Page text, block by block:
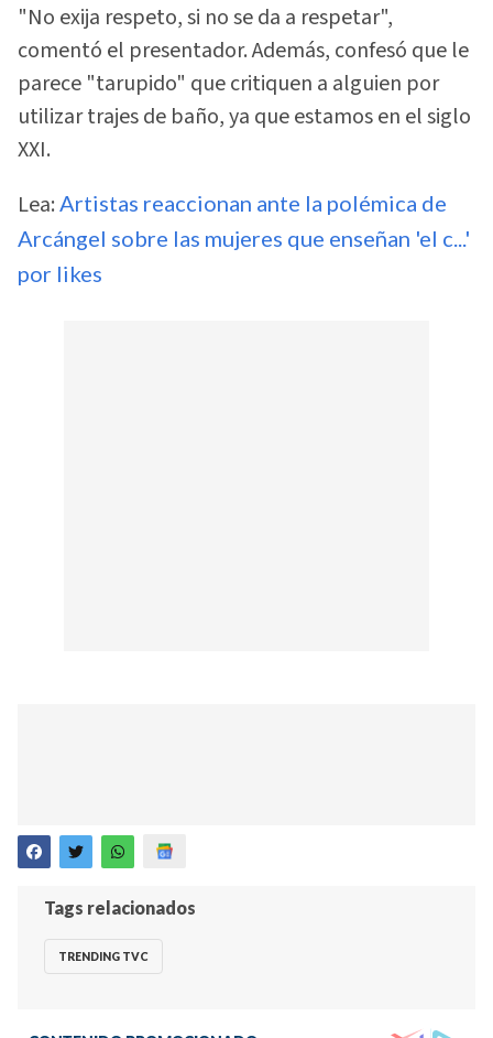
"No exija respeto, si no se da a respetar",
comentó el presentador. Además, confesó que le
parece "tarupido" que critiquen a alguien por
utilizar trajes de baño, ya que estamos en el siglo
XXI.
Lea: Artistas reaccionan ante la polémica de
Arcángel sobre las mujeres que enseñan 'el c...'
por likes
Tags relacionados
TRENDING TVC